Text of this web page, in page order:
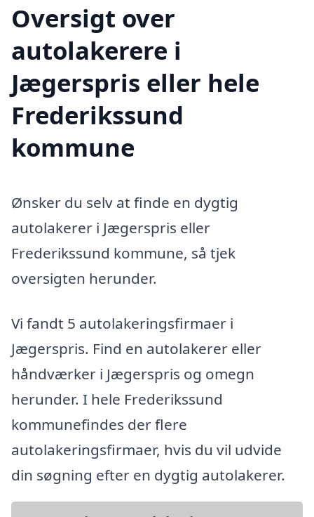
Oversigt over
autolakerere i
Jægerspris eller hele
Frederikssund
kommune
Ønsker du selv at finde en dygtig
autolakerer i Jægerspris eller
Frederikssund kommune, så tjek
oversigten herunder.
Vi fandt 5 autolakeringsfirmaer i
Jægerspris. Find en autolakerer eller
håndværker i Jægerspris og omegn
herunder. I hele Frederikssund
kommunefindes der flere
autolakeringsfirmaer, hvis du vil udvide
din søgning efter en dygtig autolakerer.